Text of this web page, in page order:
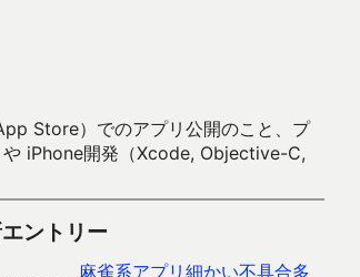
Store）でのアプリ公開のこと、プ
や iPhone開発（Xcode, Objective-C,
ントリー
麻雀系アプリ細かい不具合多